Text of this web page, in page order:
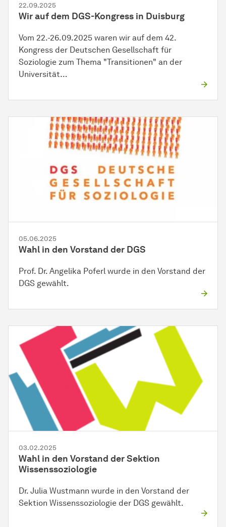
22.09.2025
Wir auf dem DGS-Kongress in Duisburg
Vom 22.-26.09.2025 waren wir auf dem 42.
Kongress der Deutschen Gesellschaft für
Soziologie zum Thema "Transitionen" an der
Universität…
05.06.2025
Wahl in den Vorstand der DGS
Prof. Dr. Angelika Poferl wurde in den Vorstand der
DGS gewählt.
03.02.2025
Wahl in den Vorstand der Sektion
Wissenssoziologie
Dr. Julia Wustmann wurde in den Vorstand der
Sektion Wissenssoziologie der DGS gewählt.